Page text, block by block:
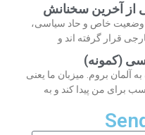
از آخرین سخنانش
وضعیت خاص و حاد سیاسی،
قرار گرفته اند و
(کمونه)
آلمان بروم. میزبان ما یعنی
برای من پیدا کند و به